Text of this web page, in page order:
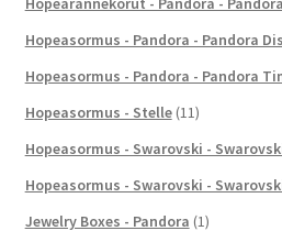
Hopeasormus - Pandora - Pandora
Hopeasormus - Pandora - Pandora
Hopeasormus - Stelle (11)
Hopeasormus - Swarovski -
Hopeasormus - Swarovski -
Jewelry Boxes - Pandora (1)